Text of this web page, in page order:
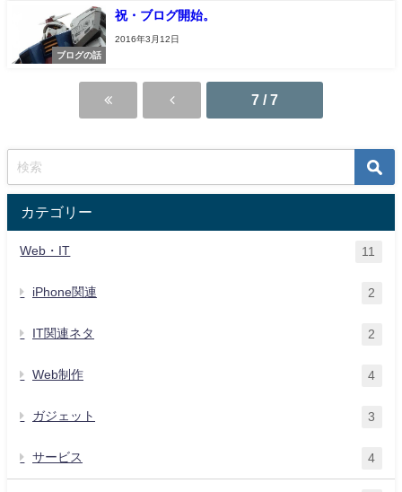
ブログの話
祝・ブログ開始。
2016年3月12日
7 / 7
カテゴリー
Web・IT 11
iPhone関連 2
IT関連ネタ 2
Web制作 4
ガジェット 3
サービス 4